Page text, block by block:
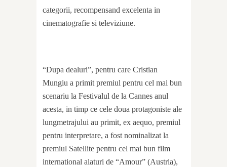
categorii, recompensand excelenta in
cinematografie si televiziune.
“Dupa dealuri”, pentru care Cristian
Mungiu a primit premiul pentru cel mai bun
scenariu la Festivalul de la Cannes anul
acesta, in timp ce cele doua protagoniste ale
lungmetrajului au primit, ex aequo, premiul
pentru interpretare, a fost nominalizat la
premiul Satellite pentru cel mai bun film
international alaturi de “Amour” (Austria),